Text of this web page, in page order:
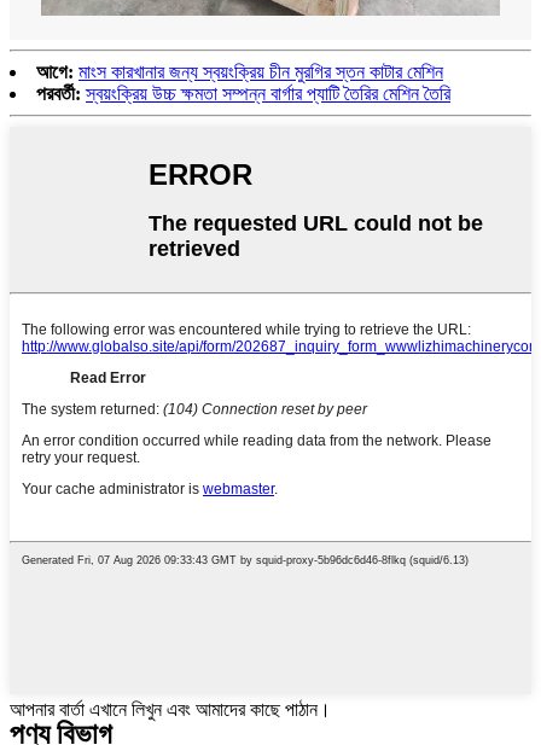
আগে: মাংস কারখানার জন্য স্বয়ংক্রিয় চীন মুরগির স্তন কাটার মেশিন
পরবর্তী: স্বয়ংক্রিয় উচ্চ ক্ষমতা সম্পন্ন বার্গার প্যাটি তৈরির মেশিন তৈরি
আপনার বার্তা এখানে লিখুন এবং আমাদের কাছে পাঠান।
পণ্য বিভাগ